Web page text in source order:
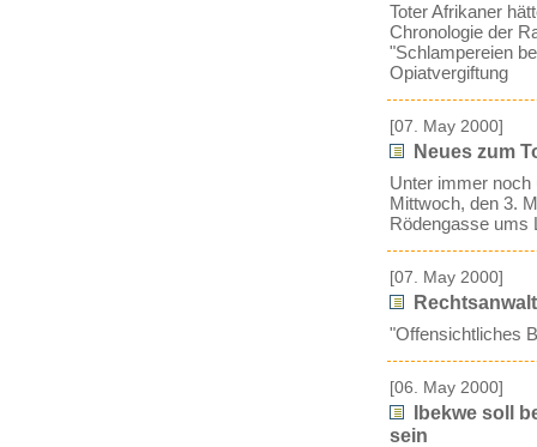
Toter Afrikaner
Chronologie der
"Schlampereien
Opiatvergiftung
[07. May 2000]
Neues zum
Unter immer
Mittwoch, den 3.
Rödengasse ums
[07. May 2000]
"Offensichtliches
[06. May 2000]
Ibekwe soll
sein